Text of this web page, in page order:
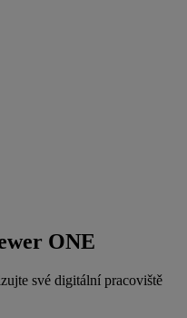
ONE
své digitální pracoviště